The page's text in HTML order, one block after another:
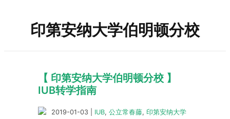
印第安纳大学伯明顿分校
【 印第安纳大学伯明顿分校 】
IUB转学指南
2019-01-03 IUB, 公立常春藤, 印第安纳大学